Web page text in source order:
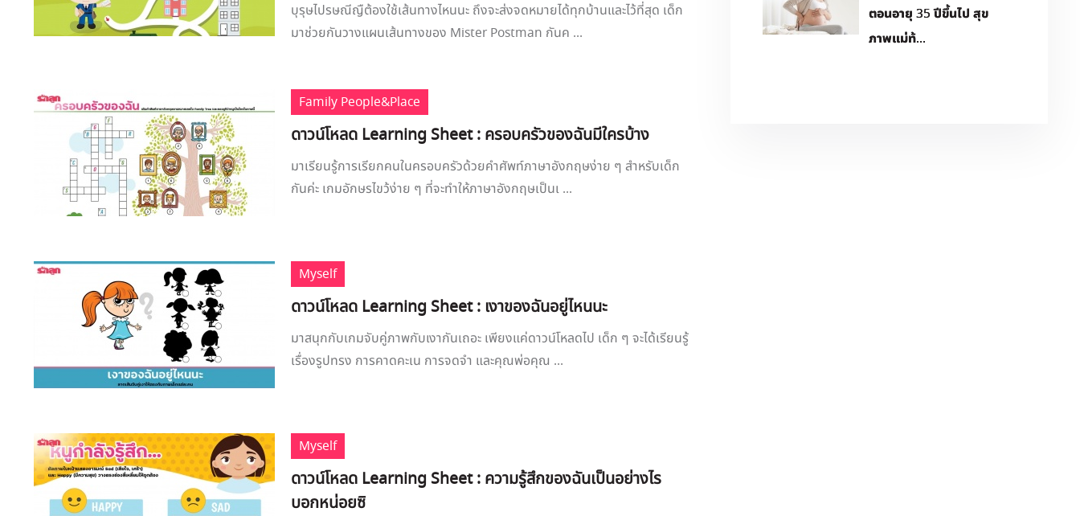
บุรุษไปรษณีญืต้องใช้เส้นทางไหนนะ ถึงจะส่งจดหมายได้ทุกบ้านและไว้ที่สุด เด็ก
มาช่วยกันวางแผนเส้นทางของ Mister Postman กันค ...
Family People&Place
ดาวน์โหลด Learning Sheet : ครอบครัวของฉันมีใครบ้าง
มาเรียนรู้การเรียกคนในครอบครัวด้วยคำศัพท์ภาษาอังกฤษง่าย ๆ สำหรับเด็ก
กันค่ะ เกมอักษรไขว้ง่าย ๆ ที่จะทำให้ภาษาอังกฤษเป็นเ ...
Myself
ดาวน์โหลด Learning Sheet : เงาของฉันอยู่ไหนนะ
มาสนุกกับเกมจับคู่ภาพกับเงากันเถอะ เพียงแค่ดาวน์โหลดไป เด็ก ๆ จะได้เรียนรู้
เรื่องรูปทรง การคาดคะเน การจดจำ และคุณพ่อคุณ ...
Myself
ดาวน์โหลด Learning Sheet : ความรู้สึกของฉันเป็นอย่างไร
บอกหน่อยซิ
ตอนอายุ 35 ปีขึ้นไป สุข
ภาพแม่ท้...